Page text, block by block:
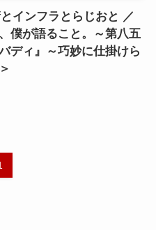
インフラとらじおと ／
僕が語ること。～第八五
ディ』～巧妙に仕掛けら